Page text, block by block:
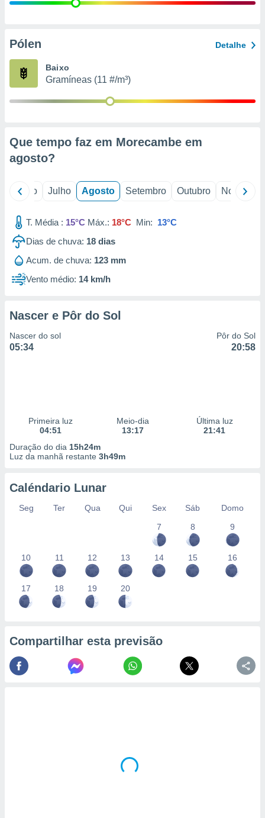
e
de
Pólen Detalhe
Baixo
Gramíneas (11 #/m³)
Que tempo faz em Morecambe em
agosto?
Junho Julho Agosto Setembro Outubro Novembro
T. Média : 15°C Máx.: 18°C Min: 13°C
Dias de chuva: 18 dias
Acum. de chuva: 123 mm
Vento médio: 14 km/h
Nascer e Pôr do Sol
Nascer do sol
05:34
Pôr do Sol
20:58
Primeira luz
04:51
Meio-dia
13:17
Última luz
21:41
Duração do dia 15h24m
Luz da manhã restante 3h49m
Caléndario Lunar
Seg Ter Qua Qui Sex Sáb
Domo
7
8 9
10 11 12 13 14 15 16
17 18 19 20
Compartilhar esta previsão